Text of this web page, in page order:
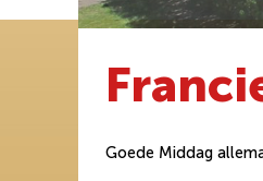
Goede Middag